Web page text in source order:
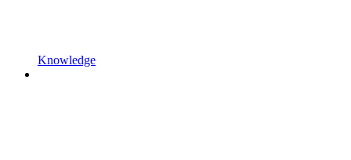
Knowledge